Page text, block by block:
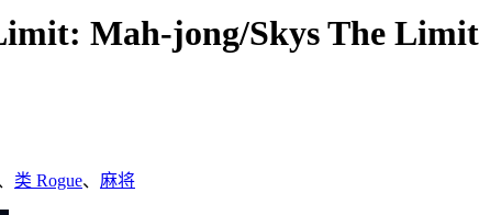
Mah-jong/Skys The
类 Rogue、 麻将